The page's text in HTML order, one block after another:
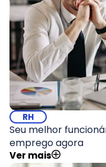
RH
Seu melhor
emprego agora
Ver mais